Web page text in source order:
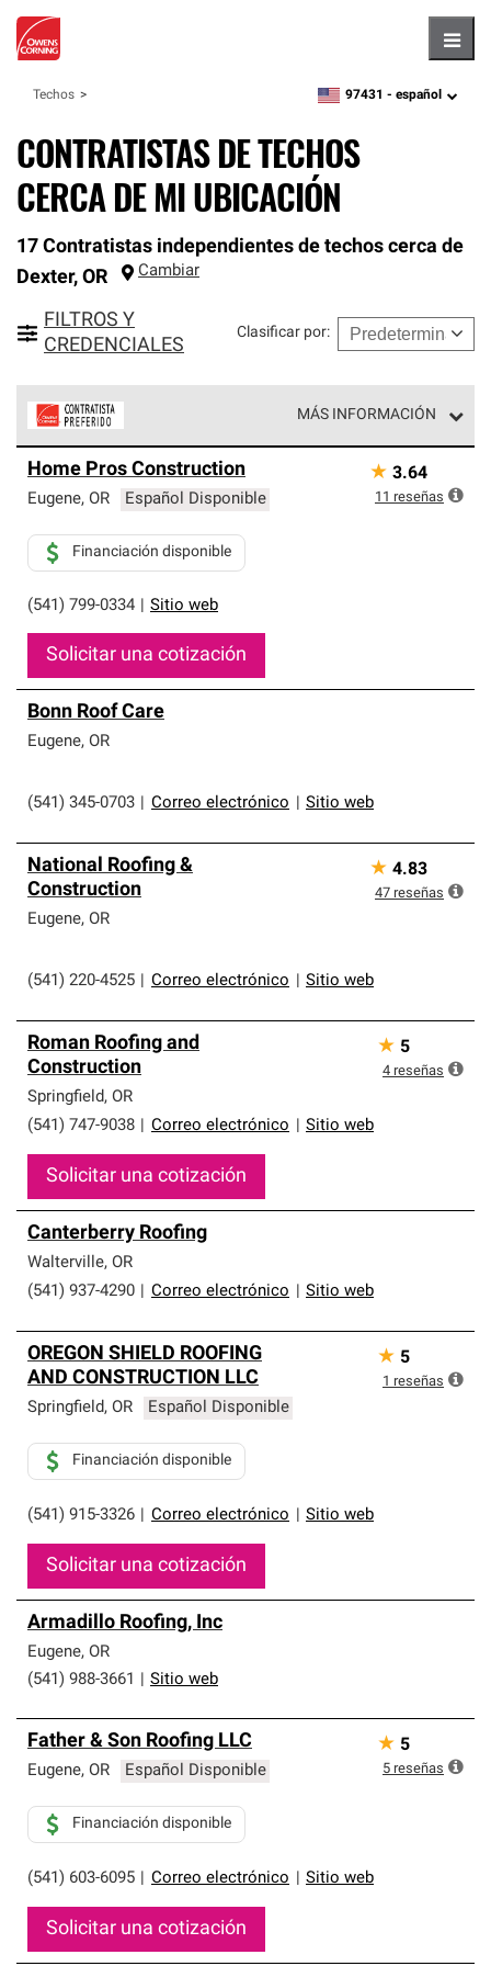
Techos zipcode, language
97431 - español
CONTRATISTAS DE TECHOS
CERCA DE MI UBICACIÓN
17 Contratistas independientes de techos cerca de
Dexter, OR Cambiar
FILTROS Y
CREDENCIALES
Clasificar por:
MÁS INFORMACIÓN
parte de una red exclusiva de profesionales de techos
que cumplen con altos estándares y requisitos estrictos
Home Pros Construction
Eugene, OR Español Disponible
(541) 799-0334 Sitio web
Financiación disponible
Solicitar una cotización
★ 3.64
11 reseñas
Bonn Roof Care
Eugene, OR
(541) 345-0703 Correo electrónico Sitio web
National Roofing &
Construction
Eugene, OR
(541) 220-4525 Correo electrónico Sitio web
★ 4.83
47 reseñas
Roman Roofing and
Construction
Springfield, OR
(541) 747-9038
Correo electrónico Sitio web
Solicitar una cotización
★ 5
4 reseñas
Canterberry Roofing
Walterville, OR
(541) 937-4290
Correo electrónico Sitio web
OREGON SHIELD ROOFING
AND CONSTRUCTION LLC
Springfield, OR Español Disponible
(541) 915-3326 Correo electrónico Sitio web
Financiación disponible
Solicitar una cotización
★ 5
1 reseñas
Armadillo Roofing, Inc
Eugene, OR
(541) 988-3661
Sitio web
Father & Son Roofing LLC
Eugene, OR Español Disponible
(541) 603-6095 Correo electrónico Sitio web
Financiación disponible
Solicitar una cotización
★ 5
5 reseñas